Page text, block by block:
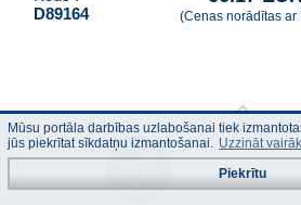
D89164
(Cenas norādītas ar
Mūsu portāla darbības uzlabošanai tiek
jūs piekrītat sīkdatņu izmantošanai. Uzzināt vairāk
Piekrītu